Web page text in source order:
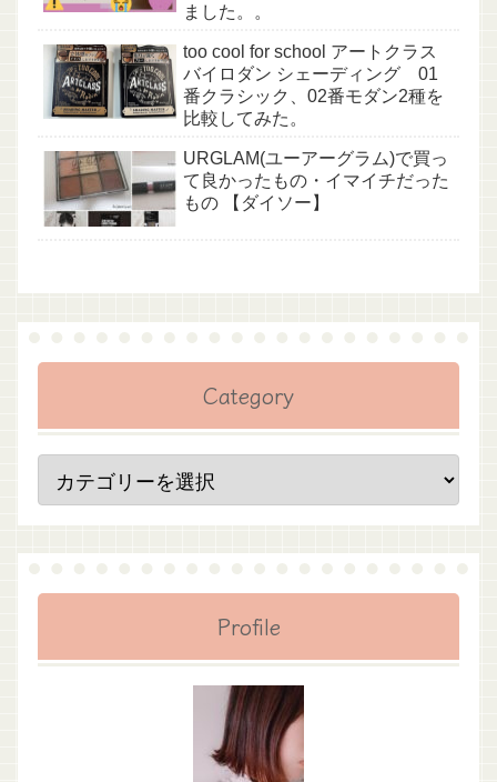
ました。。
too cool for school アートクラス
バイロダン シェーディング 01
番クラシック、02番モダン2種を
比較してみた。
URGLAM(ユーアーグラム)で買っ
て良かったもの・イマイチだった
もの 【ダイソー】
Category
Profile